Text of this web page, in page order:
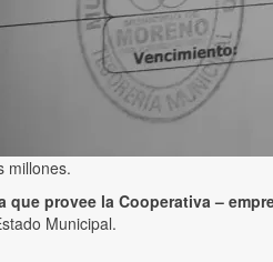
millones.
que provee la Cooperativa –
Municipal.